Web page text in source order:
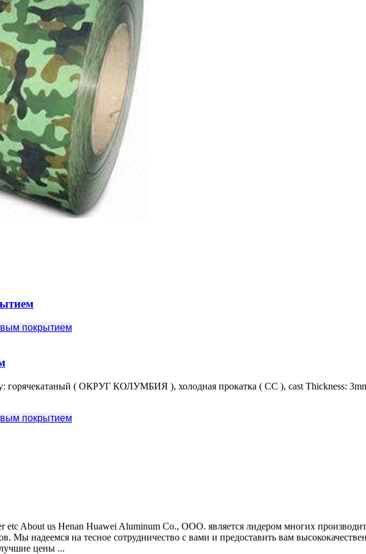
покрытием
: горячекатаный ( ОКРУГ КОЛУМБИЯ ), холодная прокатка ( CC ), cast Thickness: 3
покрытием
etc About us Henan Huawei Aluminum Co., ООО. является лидером многих
Мы надеемся на тесное сотрудничество с вами и предоставить вам
цены ...